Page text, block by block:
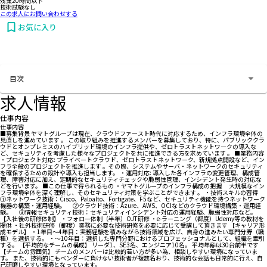
技術試験なし
この求人にお問い合わせする
お気に入り
目次
求人情報
仕事内容
仕事内容
■募集背景 ヤマトグループは現在、クラウドファースト時代に対応するため、インフラ環境全体の
見直しを進めています 。 この取り組みを推進するメンバーを募集しており、特に、パブリッククラ
ウドとオンプレミスのハイブリッド環境のインフラ提供や、ゼロトラストネットワークの導入な
ど、セキュリティを考慮した様々なプロジェクトを共に推進できる方を求めています 。 ■業務内容
・プロジェクト対応: プライベートクラウド、ゼロトラストネットワーク、新規拠点開設など、イン
フラ全般のプロジェクトを推進します 。その際、システムやサーバ・ネットワークのセキュリティ
を確保するための設計や導入も担当します。 ・運用対応: 導入した各インフラの変更管理、構成管
理、障害対応に加え、定期的なセキュリティチェックや脆弱性管理、インシデント発生時の対応な
どを行います。 ■この仕事で得られるもの ・ヤマトグループのインフラ構成の把握 大規模なイン
フラ環境全体を深く理解し、そのセキュリティ対策を学ぶことができます 。 ・技術スキルの習得
①ネットワーク技術：Cisco、Paloalto、Fortigate、F5など、セキュリティ機能を持つネットワーク
機器の構築・運用経験。 ②クラウド技術：Azure、AWS、OCIなどのクラウド環境構築・運用経
験。 ③情報セキュリティ技術：セキュリティインシデント対応の運用経験、脆弱性対応など。
【入社後の研修体制】 ・フォロー体制（半年）OJT研修 ・e-ラーニング（都度）Udemy等の教材を
提供 ・社外技術研修（都度）業務に必要な技術研修を必要に応じて受講して頂きます 【キャリア形
成モデル】 ・1年目～4年目：実務経験を積みながら技術領域を広げ、自身の進みたい専門分野（職
種）を選択する。 ・～10年目：選択した専門分野におけるプロフェッショナルとして、組織を牽引
する。 【平均的なチームの構成】 リーダ1、SE3名、エンジニア10名。 平均年齢は30台前半です
【チームの雰囲気】 チームのメンバーは比較的若い方が多い為、相談しやすい環境になっていま
す。 また、技術的にもベンダーに負けない技術者が複数名おり、技術的な会話も日常的に行え、自
己研磨しやすい環境となっています。